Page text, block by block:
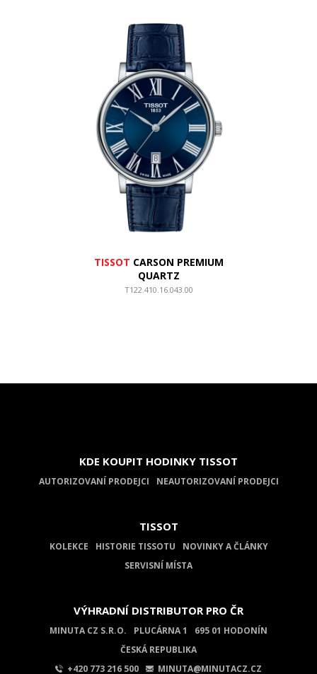
TISSOT CARSON PREMIUM
QUARTZ
T122.410.16.043.00
KDE KOUPIT HODINKY TISSOT
AUTORIZOVANÍ PRODEJCI NEAUTORIZOVANÍ PRODEJCI
TISSOT
KOLEKCE HISTORIE TISSOTU
NOVINKY A ČLÁNKY
SERVISNÍ MÍSTA
VÝHRADNÍ DISTRIBUTOR PRO ČR
MINUTA CZ S.R.O. PLUCÁRNA 1
695 01 HODONÍN
ČESKÁ REPUBLIKA
+420 773 216 500
MINUTA@MINUTACZ.CZ